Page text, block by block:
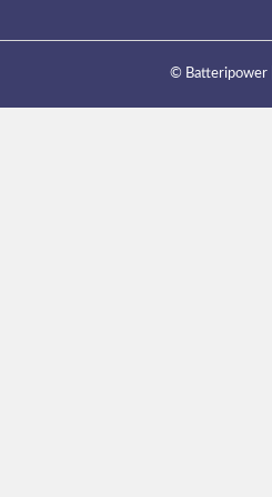
© Batteripower |